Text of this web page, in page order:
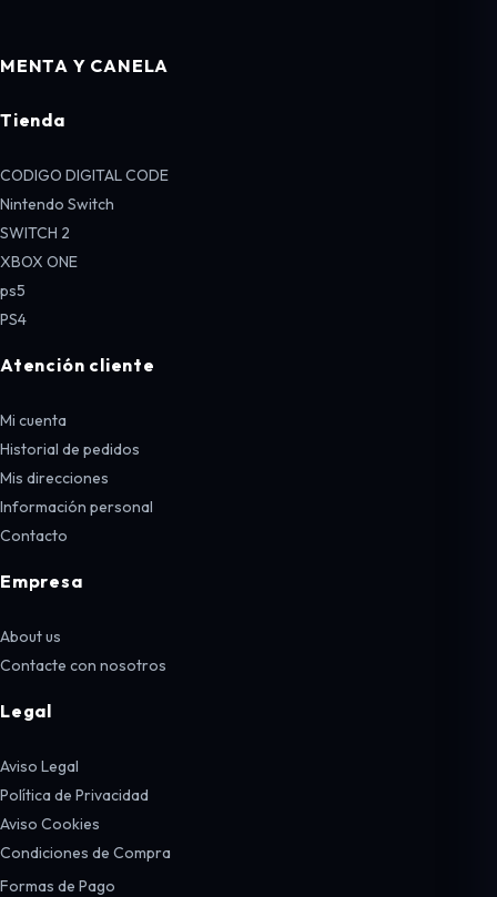
MENTA Y CANELA
Tienda
CODIGO DIGITAL CODE
Nintendo Switch
SWITCH 2
XBOX ONE
ps5
PS4
Atención cliente
Mi cuenta
Historial de pedidos
Mis direcciones
Información personal
Contacto
Empresa
About us
Contacte con nosotros
Legal
Aviso Legal
Política de Privacidad
Aviso Cookies
Condiciones de Compra
Formas de Pago